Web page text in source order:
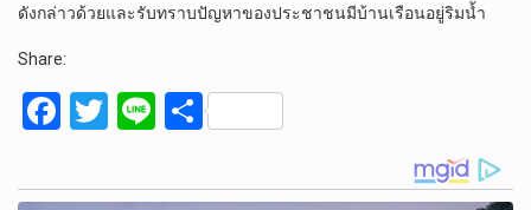
ดังกล่าวด้วยและรับทราบปัญหาของประชาชนมีบ้านเรือนอยู่ริมน้ำ
Share:
F
ce
T
tt
Li
e
S
ar